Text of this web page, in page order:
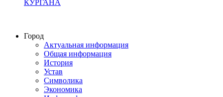
КУРГАНА
Город
Актуальная информация
Общая информация
История
Устав
Символика
Экономика